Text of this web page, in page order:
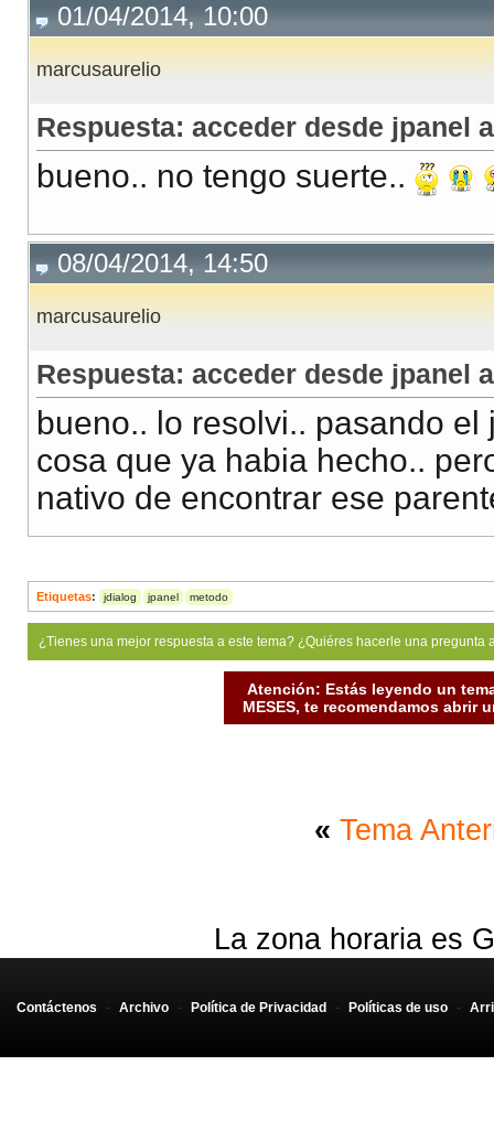
01/04/2014, 10:00
marcusaurelio
Respuesta: acceder desde jpanel
bueno.. no tengo suerte..
08/04/2014, 14:50
marcusaurelio
Respuesta: acceder desde jpanel
bueno.. lo resolvi.. pasando
cosa que ya habia hecho..
nativo de encontrar ese
Etiquetas: jdialog jpanel metodo
¿Tienes una mejor respuesta a este tema? ¿Quiéres hacerle una
Atención: Estás leyendo un
MESES, te recomendamos abrir
« Tema
La zona horaria es
Contáctenos - Archivo - Política de Privacidad - Políticas de uso -